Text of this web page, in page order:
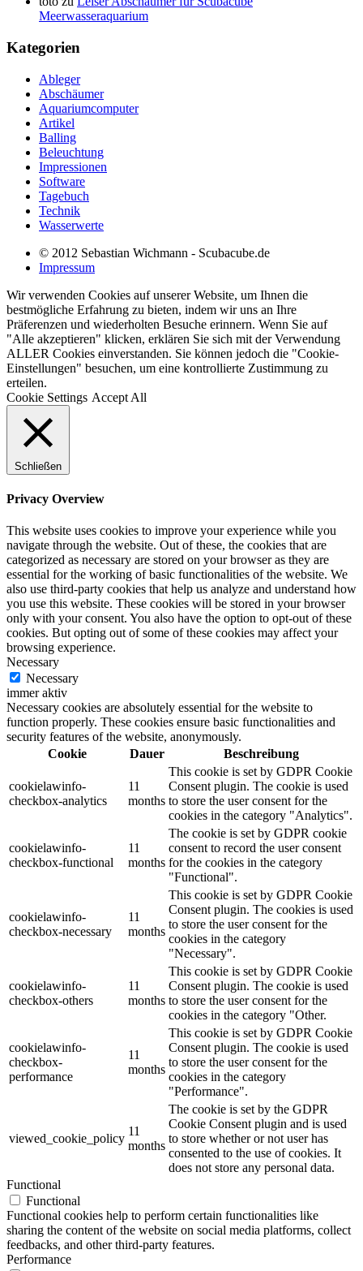
Meerwasseraquarium
Kategorien
Ableger
Abschäumer
Aquariumcomputer
Artikel
Balling
Beleuchtung
Impressionen
Software
Tagebuch
Technik
Wasserwerte
© 2012 Sebastian Wichmann - Scubacube.de
Impressum
Wir verwenden Cookies auf unserer Website, um Ihnen die
bestmögliche Erfahrung zu bieten, indem wir uns an Ihre
Präferenzen und wiederholten Besuche erinnern. Wenn Sie auf
"Alle akzeptieren" klicken, erklären Sie sich mit der Verwendung
ALLER Cookies einverstanden. Sie können jedoch die "Cookie-
Einstellungen" besuchen, um eine kontrollierte Zustimmung zu
erteilen.
Cookie Settings Accept All
Schließen
Privacy Overview
This website uses cookies to improve your experience while you
navigate through the website. Out of these, the cookies that are
categorized as necessary are stored on your browser as they are
essential for the working of basic functionalities of the website. We
also use third-party cookies that help us analyze and understand how
you use this website. These cookies will be stored in your browser
only with your consent. You also have the option to opt-out of these
cookies. But opting out of some of these cookies may affect your
browsing experience.
Necessary
Necessary
immer aktiv
Necessary cookies are absolutely essential for the website to
function properly. These cookies ensure basic functionalities and
security features of the website, anonymously.
Cookie
Dauer Beschreibung
cookielawinfo-
checkbox-analytics
11
months
This cookie is set by GDPR Cookie
Consent plugin. The cookie is used
to store the user consent for the
cookies in the category "Analytics".
cookielawinfo-
checkbox-functional
11
months
The cookie is set by GDPR cookie
consent to record the user consent
for the cookies in the category
"Functional".
cookielawinfo-
checkbox-necessary
11
months
This cookie is set by GDPR Cookie
Consent plugin. The cookies is used
to store the user consent for the
cookies in the category
"Necessary".
cookielawinfo-
checkbox-others
11
months
This cookie is set by GDPR Cookie
Consent plugin. The cookie is used
to store the user consent for the
cookies in the category "Other.
cookielawinfo-
checkbox-
performance
11
months
This cookie is set by GDPR Cookie
Consent plugin. The cookie is used
to store the user consent for the
cookies in the category
"Performance".
viewed_cookie_policy
11
months
The cookie is set by the GDPR
Cookie Consent plugin and is used
to store whether or not user has
consented to the use of cookies. It
does not store any personal data.
Functional
Functional
Functional cookies help to perform certain functionalities like
sharing the content of the website on social media platforms, collect
feedbacks, and other third-party features.
Performance